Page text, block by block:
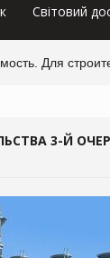
Світовий
Для
3-Й